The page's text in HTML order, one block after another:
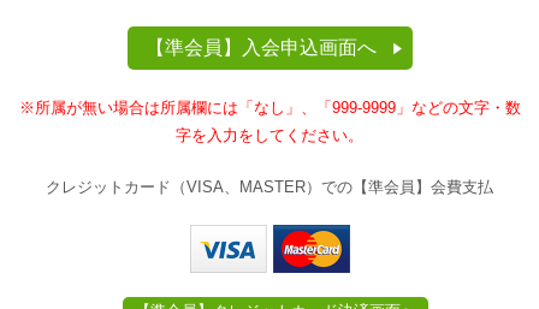
【準会員】入会申込画面へ
※所属が無い場合は所属欄には「なし」、「999-9999」などの文字・数
字を入力をしてください。
クレジットカード（VISA、MASTER）での【準会員】会費支払